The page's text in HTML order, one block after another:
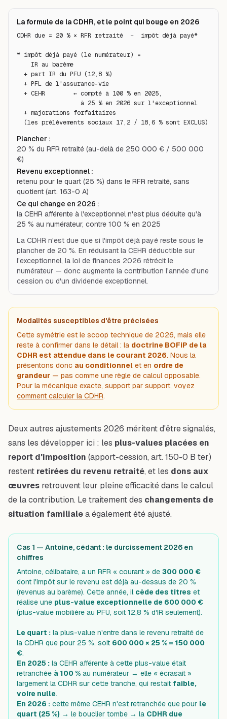
La formule de la CDHR, et le point qui bouge en 2026
CDHR due = 20 % × RFR retraité  −  impôt déjà payé*
* impôt déjà payé (le numérateur) =
  (les prélèvements sociaux 17,2 / 18,6 % sont EXCLUS)
Plancher :
20 % du RFR retraité (au-delà de 250 000 € / 500 000
€)
Revenu exceptionnel :
retenu pour le quart (25 %) dans le RFR retraité, sans
quotient (art. 163-0 A)
Ce qui change en 2026 :
la CEHR afférente à l'exceptionnel n'est plus déduite qu'à
25 % au numérateur, contre 100 % en 2025
La CDHR n'est due que si l'impôt déjà payé reste sous le
plancher de 20 %. En réduisant la CEHR déductible sur
l'exceptionnel, la loi de finances 2026 rétrécit le
numérateur — donc augmente la contribution l'année d'une
cession ou d'un dividende exceptionnel.
Modalités susceptibles d'être précisées
Cette symétrie est le scoop technique de 2026, mais elle
reste à confirmer dans le détail : la doctrine BOFiP de la
CDHR est attendue dans le courant 2026. Nous la
présentons donc au conditionnel et en ordre de
grandeur — pas comme une règle de calcul opposable.
Pour la mécanique exacte, support par support, voyez
comment calculer la CDHR.
Deux autres ajustements 2026 méritent d'être signalés,
sans les développer ici : les plus-values placées en
report d'imposition (apport-cession, art. 150-0 B ter)
restent retirées du revenu retraité, et les dons aux
œuvres retrouvent leur pleine efficacité dans le calcul
de la contribution. Le traitement des changements de
situation familialea également été ajusté.
Cas 1 — Antoine, cédant : le durcissement 2026 en
chiffres
Antoine, célibataire, a un RFR « courant » de 300 000 €
dont l'impôt sur le revenu est déjà au-dessus de 20 %
(revenus au barème). Cette année, il cède des titres et
réalise une plus-value exceptionnelle de 600 000 €
(plus-value mobilière au PFU, soit 12,8 % d'IR seulement).
Le quart : la plus-value n'entre dans le revenu retraité de
la CDHR que pour 25 %, soit 600 000 × 25 % = 150 000
€.
En 2025 : la CEHR afférente à cette plus-value était
retranchée à 100 % au numérateur → elle « écrasait »
largement la CDHR sur cette tranche, qui restait faible,
voire nulle.
En 2026 : cette même CEHR n'est retranchée que pour le
quart (25 %) → le bouclier tombe → la CDHR due